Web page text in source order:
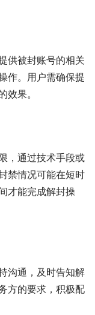
供被封账号的相关
作。用户需确保提
效果。
，通过技术手段或
禁情况可能在短时
才能完成解封操
沟通，及时告知解
方的要求，积极配